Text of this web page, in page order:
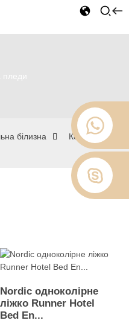
білизна
Ковдри та
Nordic одноколірне
ліжко Runner Hotel
Bed En...